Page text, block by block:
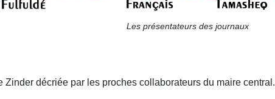
Les présentateurs des journaux
décriée par les proches collaborateurs du maire central.